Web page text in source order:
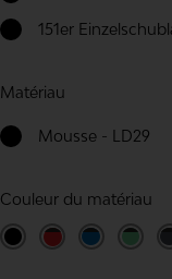
151er
Matériau
Mousse - LD29
Couleur du matériau